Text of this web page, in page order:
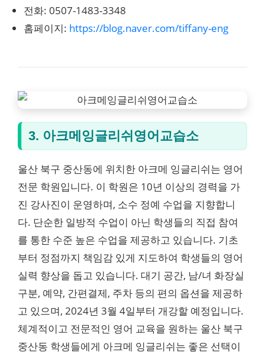
전화: 0507-1483-3348
홈페이지: https://blog.naver.com/tiffany-eng
3. 아크메잉글리쉬영어교습소
울산 북구 중산동에 위치한 아크메 잉글리쉬는 영어
전문 학원입니다. 이 학원은 10년 이상의 경력을 가
진 강사진이 운영하며, 소수 정예 수업을 지향합니
다. 단순한 일방적 수업이 아닌 학생들의 직접 참여
를 통한 수준 높은 수업을 제공하고 있습니다. 기초
부터 정점까지 책임감 있게 지도하여 학생들의 영어
실력 향상을 돕고 있습니다. 대기 공간, 남/녀 화장실
구분, 예약, 간편결제, 주차 등의 편의 옵션을 제공하
고 있으며, 2024년 3월 4일부터 개강할 예정입니다.
체계적이고 전문적인 영어 교육을 원하는 울산 북구
중산동 학생들에게 아크메 잉글리쉬는 좋은 선택이